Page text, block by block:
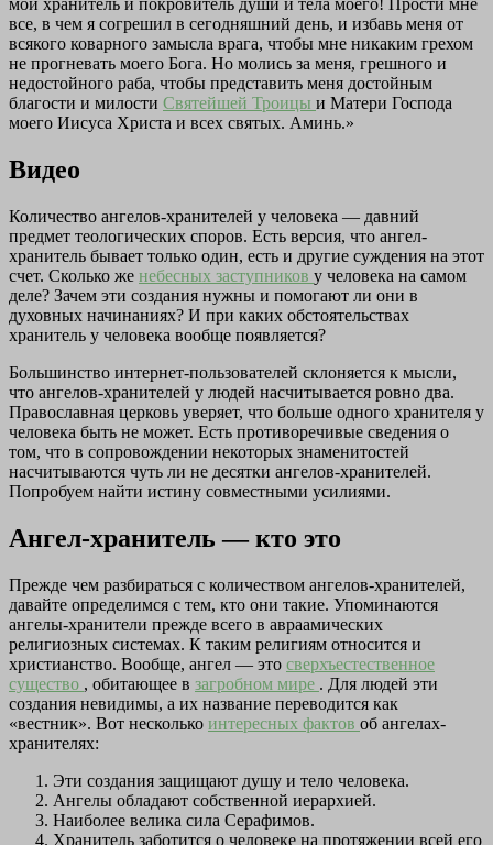
мой хранитель и покровитель души и тела моего! Прости мне
все, в чем я согрешил в сегодняшний день, и избавь меня от
всякого коварного замысла врага, чтобы мне никаким грехом
не прогневать моего Бога. Но молись за меня, грешного и
недостойного раба, чтобы представить меня достойным
благости и милости Святейшей Троицы и Матери Господа
моего Иисуса Христа и всех святых. Аминь.»
Видео
Количество ангелов-хранителей у человека — давний
предмет теологических споров. Есть версия, что ангел-
хранитель бывает только один, есть и другие суждения на этот
счет. Сколько же небесных заступников у человека на самом
деле? Зачем эти создания нужны и помогают ли они в
духовных начинаниях? И при каких обстоятельствах
хранитель у человека вообще появляется?
Большинство интернет-пользователей склоняется к мысли,
что ангелов-хранителей у людей насчитывается ровно два.
Православная церковь уверяет, что больше одного хранителя у
человека быть не может. Есть противоречивые сведения о
том, что в сопровождении некоторых знаменитостей
насчитываются чуть ли не десятки ангелов-хранителей.
Попробуем найти истину совместными усилиями.
Ангел-хранитель — кто это
Прежде чем разбираться с количеством ангелов-хранителей,
давайте определимся с тем, кто они такие. Упоминаются
ангелы-хранители прежде всего в авраамических
религиозных системах. К таким религиям относится и
христианство. Вообще, ангел — это сверхъестественное
существо , обитающее в загробном мире . Для людей эти
создания невидимы, а их название переводится как
«вестник». Вот несколько интересных фактов об ангелах-
хранителях:
Эти создания защищают душу и тело человека.
Ангелы обладают собственной иерархией.
Наиболее велика сила Серафимов.
Хранитель заботится о человеке на протяжении всей его